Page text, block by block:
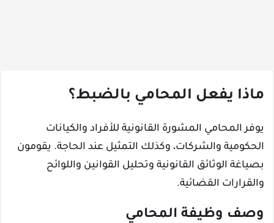
ماذا يفعل المحامي بالضبط؟
يوفر المحامي المشورة القانونية للأفراد والكيانات
الحكومية والشركات، وكذلك التمثيل عند الحاجة. يقومون
بصياغة الوثائق القانونية وتحليل القوانين واللوائح
والقرارات القضائية.
وصف وظيفة المحامي